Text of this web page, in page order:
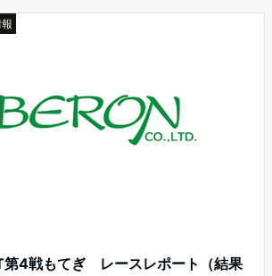
第4戦もてぎ レースレポート（結果